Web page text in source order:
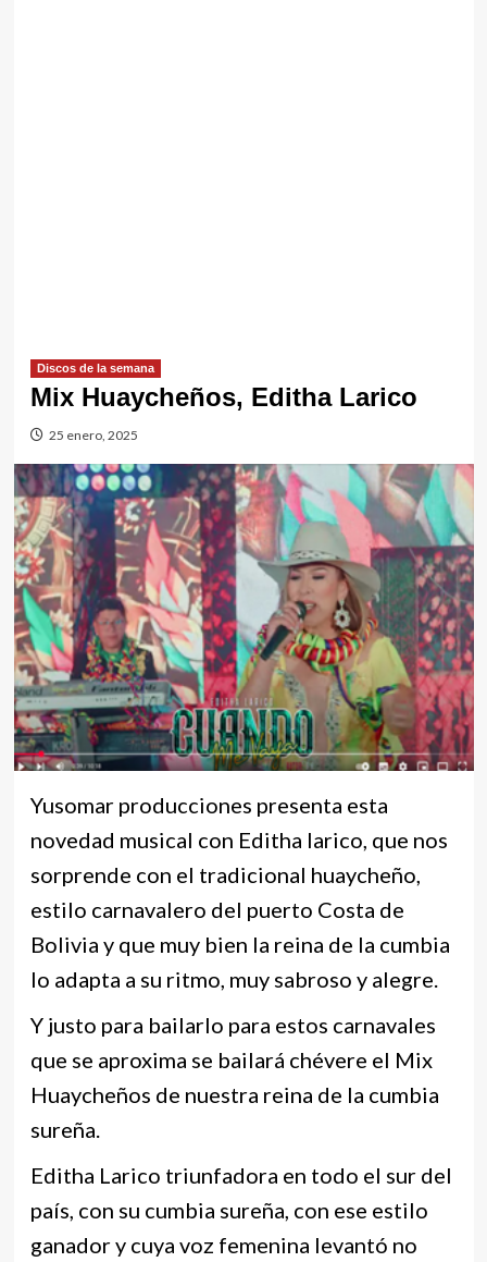
Discos de la semana
Mix Huaycheños, Editha Larico
25 enero, 2025
Yusomar producciones presenta esta
novedad musical con Editha larico, que nos
sorprende con el tradicional huaycheño,
estilo carnavalero del puerto Costa de
Bolivia y que muy bien la reina de la cumbia
lo adapta a su ritmo, muy sabroso y alegre.
Y justo para bailarlo para estos carnavales
que se aproxima se bailará chévere el Mix
Huaycheños de nuestra reina de la cumbia
sureña.
Editha Larico triunfadora en todo el sur del
país, con su cumbia sureña, con ese estilo
ganador y cuya voz femenina levantó no